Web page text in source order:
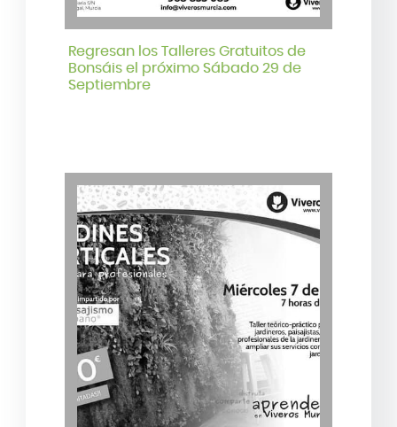
Regresan los Talleres Gratuitos de
Bonsáis el próximo Sábado 29 de
Septiembre